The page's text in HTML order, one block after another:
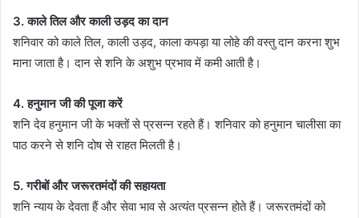
3. काले तिल और काली उड़द का दान
शनिवार को काले तिल, काली उड़द, काला कपड़ा या लोहे की वस्तु दान करना शुभ
माना जाता है। दान से शनि के अशुभ प्रभाव में कमी आती है।
4. हनुमान जी की पूजा करें
शनि देव हनुमान जी के भक्तों से प्रसन्न रहते हैं। शनिवार को हनुमान चालीसा का
पाठ करने से शनि दोष से राहत मिलती है।
5. गरीबों और जरूरतमंदों की सहायता
शनि न्याय के देवता हैं और सेवा भाव से अत्यंत प्रसन्न होते हैं। जरूरतमंदों को